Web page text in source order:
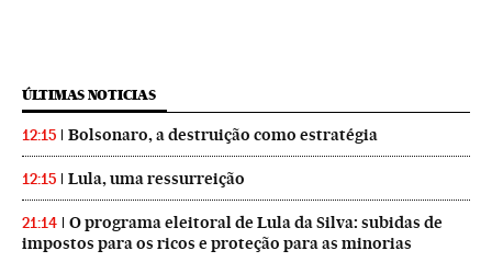
ÚLTIMAS NOTICIAS
12:15 Bolsonaro, a destruição como estratégia
12:15 Lula, uma ressurreição
21:14
O programa eleitoral de Lula da Silva: subidas de
impostos para os ricos e proteção para as minorias